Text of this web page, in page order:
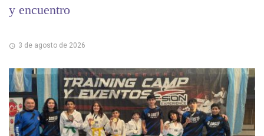
y encuentro
3 de agosto de 2026